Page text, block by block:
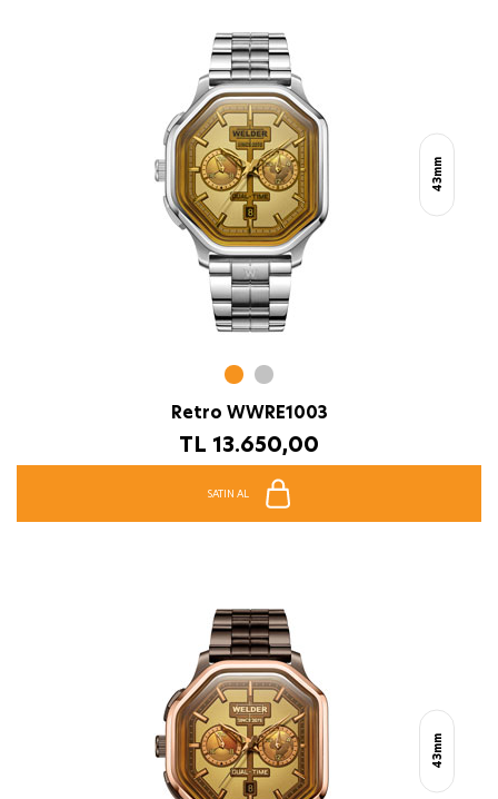
43mm
Retro WWRE1003
TL 13.650,00
SATIN AL
43mm